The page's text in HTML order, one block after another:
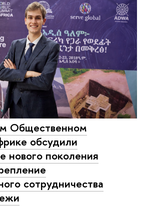
Общественном
обсудили
нового поколения
сотрудничества